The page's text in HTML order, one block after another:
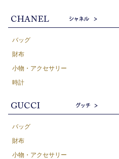
バッグ
財布
小物・アクセサリー
時計
バッグ
財布
小物・アクセサリー